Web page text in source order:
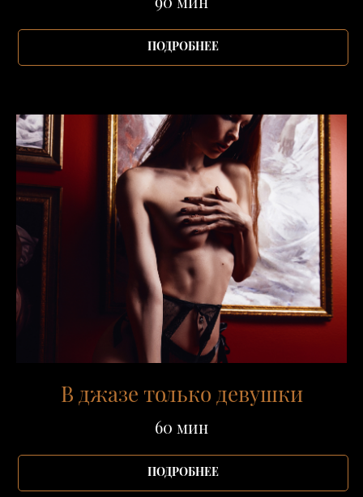
ПОДРОБНЕЕ
В джазе только девушки
60 мин
ПОДРОБНЕЕ